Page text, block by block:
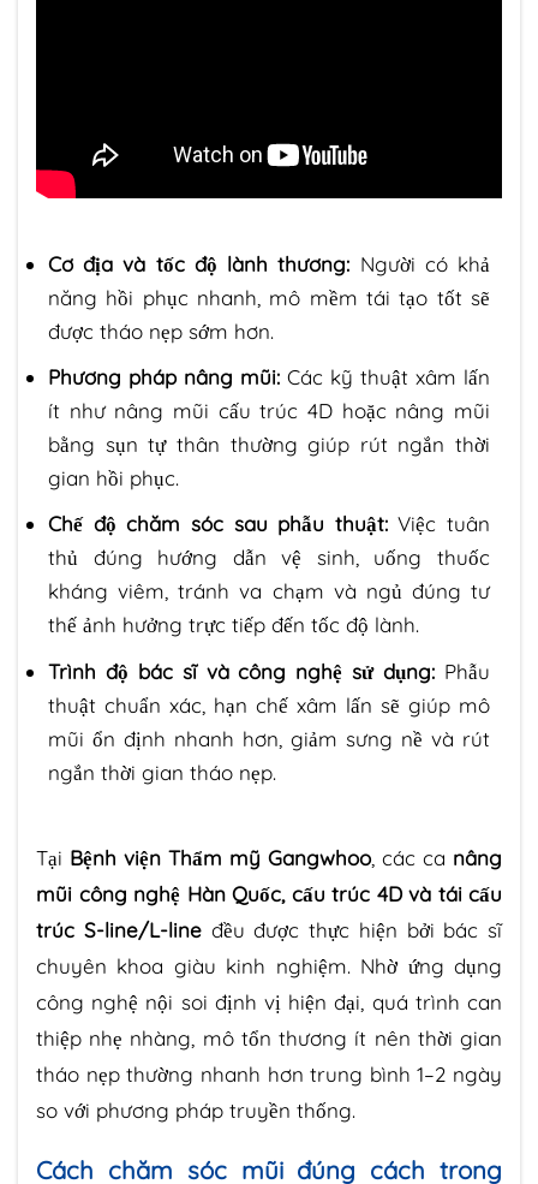
Cơ địa và tốc độ lành thương: Người có khả
năng hồi phục nhanh, mô mềm tái tạo tốt sẽ
được tháo nẹp sớm hơn.
Phương pháp nâng mũi: Các kỹ thuật xâm lấn
ít như nâng mũi cấu trúc 4D hoặc nâng mũi
bằng sụn tự thân thường giúp rút ngắn thời
gian hồi phục.
Chế độ chăm sóc sau phẫu thuật:Việc tuân
thủ đúng hướng dẫn vệ sinh, uống thuốc
kháng viêm, tránh va chạm và ngủ đúng tư
thế ảnh hưởng trực tiếp đến tốc độ lành.
Trình độ bác sĩ và công nghệ sử dụng: Phẫu
thuật chuẩn xác, hạn chế xâm lấn sẽ giúp mô
mũi ổn định nhanh hơn, giảm sưng nề và rút
ngắn thời gian tháo nẹp.
Tại Bệnh viện Thẩm mỹ Gangwhoo , các ca nâng
mũi công nghệ Hàn Quốc, cấu trúc 4D và tái cấu
trúc S-line/L-lineđều được thực hiện bởi bác sĩ
chuyên khoa giàu kinh nghiệm. Nhờ ứng dụng
công nghệ nội soi định vị hiện đại, quá trình can
thiệp nhẹ nhàng, mô tổn thương ít nên thời gian
tháo nẹp thường nhanh hơn trung bình 1–2 ngày
so với phương pháp truyền thống.
Cách chăm sóc mũi đúng cách trong